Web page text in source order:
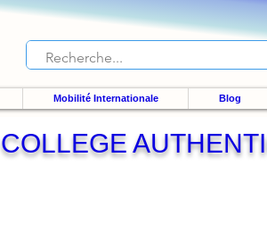
Mobilité Internationale Blog
COLLEGE